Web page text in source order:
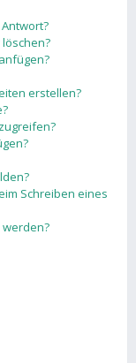
erstellen?
Schreiben eines